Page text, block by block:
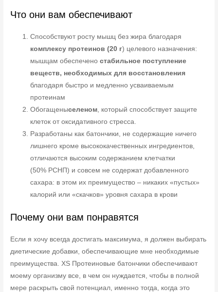
Что они вам обеспечивают
Способствуют росту мышц без жира благодаря
комплексу протеинов (20 г) целевого назначения:
мышцам обеспеченостабильное поступление
веществ, необходимых для восстановления
благодаря быстро и медленно усваиваемым
протеинам
Обогащеныселеном, который способствует защите
клеток от оксидативного стресса.
Разработаны как батончики, не содержащие ничего
лишнего кроме высококачественных ингредиентов,
отличаются высоким содержанием клетчатки
(50% РСНП) и совсем не содержат добавленного
сахара: в этом их преимущество – никаких «пустых»
калорий или «скачков» уровня сахара в крови
Почему они вам понравятся
Если я хочу всегда достигать максимума, я должен выбирать
диетические добавки, обеспечивающие мне необходимые
преимущества. XS Протеиновые батончики обеспечивают
моему организму все, в чем он нуждается, чтобы в полной
мере раскрыть свой потенциал, именно тогда, когда это